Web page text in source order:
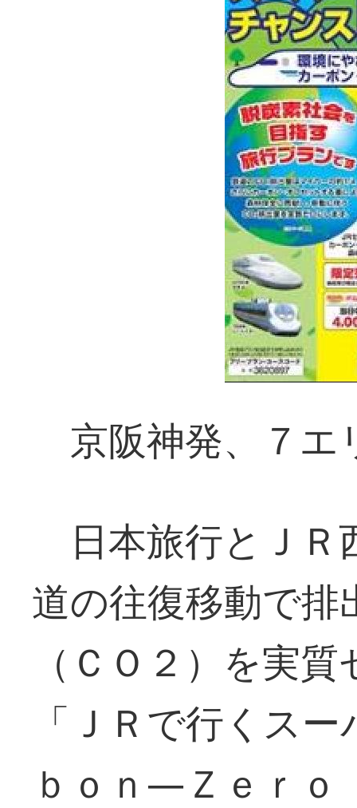
京阪神発、７エ
日本旅行とＪＲ
道の往復移動で
（ＣＯ２）を実
「ＪＲで行くス
ｂｏｎ―Ｚｅｒ